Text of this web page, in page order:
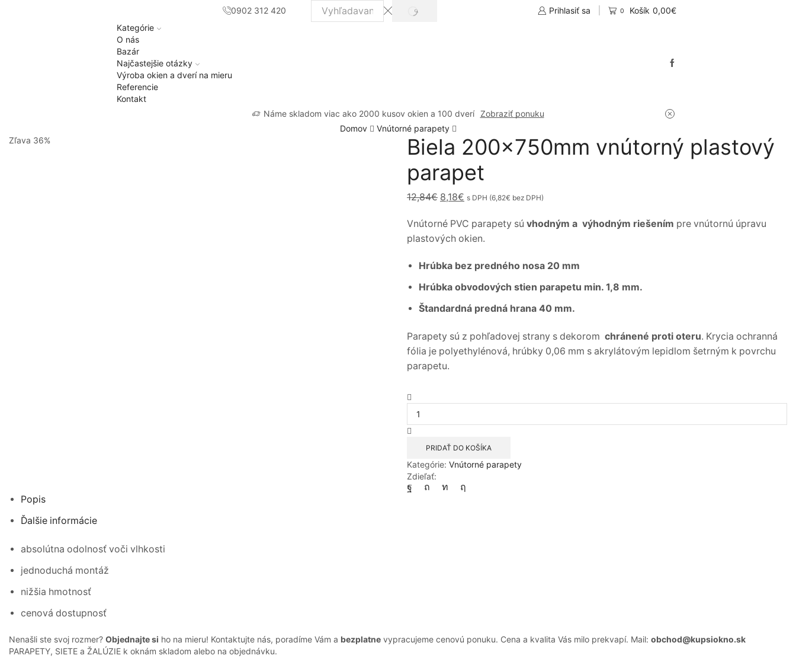
0902 312 420
Search
VYHĽADÁVANIE Prihlasiť sa 0 Košík 0,00€
Kategórie
O nás
Bazár
Najčastejšie otázky
Výroba okien a dverí na mieru
Referencie
Kontakt
Náme skladom viac ako 2000 kusov okien a 100 dverí
Zobraziť ponuku
Domov
Vnútorné parapety
Zľava 36%
Biela 200x750mm vnútorný plastový
parapet
12,84€ Original
was:
12,84€.
8,18€ Current
is:
8,18€.
s DPH (6,82€ bez DPH)
Vnútorné PVC parapety sú vhodným a výhodným riešením pre vnútornú úpravu
plastových okien.
Hrúbka bez predného nosa 20 mm
Hrúbka obvodových stien parapetu min. 1,8 mm.
Štandardná predná hrana 40 mm.
Parapety sú z pohľadovej strany s dekorom chránené proti oteru. Krycia ochranná
fólia je polyethylénová, hrúbky 0,06 mm s akrylátovým lepidlom šetrným k povrchu
parapetu.
200x750mm
plastový
PRIDAŤ DO KOŠÍKA
Kategórie: Vnútorné parapety
Zdieľať:
Popis
Ďalšie informácie
absolútna odolnosť voči vlhkosti
jednoduchá montáž
nižšia hmotnosť
cenová dostupnosť
Nenašli ste svoj rozmer? Objednajte si ho na mieru! Kontaktujte nás, poradíme Vám a bezplatne vypracujeme cenovú ponuku. Cena a kvalita Vás milo prekvapí. Mail: obchod@kupsiokno.sk
PARAPETY, SIETE a ŽALÚZIE k oknám skladom alebo na objednávku.